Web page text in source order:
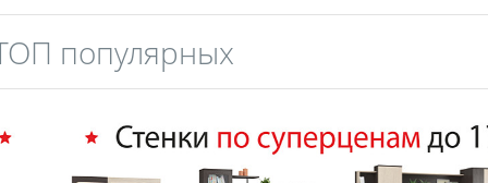
популярных